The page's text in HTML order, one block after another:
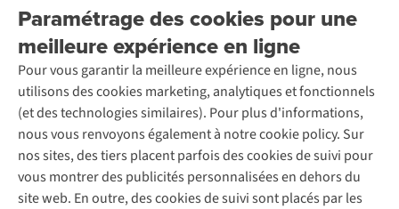
Paramétrage des cookies pour une
meilleure expérience en ligne
Pour vous garantir la meilleure expérience en ligne, nous
utilisons des cookies marketing, analytiques et fonctionnels
(et des technologies similaires). Pour plus d'informations,
nous vous renvoyons également à notre cookie policy. Sur
nos sites, des tiers placent parfois des cookies de suivi pour
vous montrer des publicités personnalisées en dehors du
site web. En outre, des cookies de suivi sont placés par les
Rétractation d'une commande
Entretien & réparations
Garantie
Contactez-nous
À propos d’Ayacucho
Nos magasins
À propos d’A.S.Adventure
Déclaration d'accessibilité
Location / Location sports d’hiver
Entretien de ski
Service de lavage
Entretien de chaussures
Réparation de chaussures
Réparation de vêtements
Retouches
Pour les entreprises
Découvrez
A.S.Magazine
Explore Camp
Gear Check
Expertise & conseils
Abonnez-vous à la newsletter
Suivez-nous